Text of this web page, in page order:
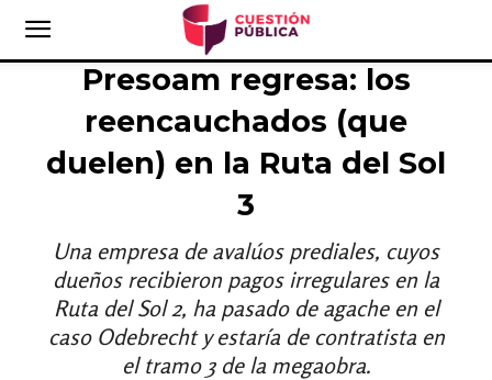
Presoam regresa: los
reencauchados (que
duelen) en la Ruta del Sol
3
Una empresa de avalúos prediales, cuyos
dueños recibieron pagos irregulares en la
Ruta del Sol 2, ha pasado de agache en el
caso Odebrecht y estaría de contratista en
el tramo 3 de la megaobra.